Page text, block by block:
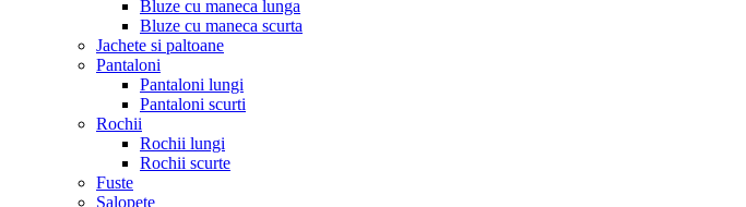
Bluze cu maneca lunga
Bluze cu maneca scurta
Jachete si paltoane
Pantaloni
Pantaloni lungi
Pantaloni scurti
Rochii
Rochii lungi
Rochii scurte
Fuste
Salopete